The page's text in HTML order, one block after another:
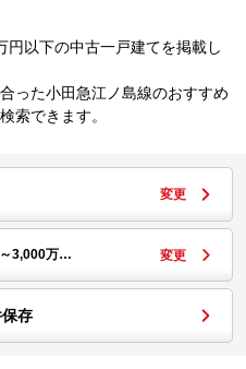
以下の中古一戸建てを掲載し
った小田急江ノ島線のおすすめ
索できます。
変更
3,000万… 変更
存